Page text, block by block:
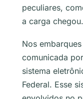
peculiares,
a carga chegou.
Nos
comunicada
sistema
Federal. Esse